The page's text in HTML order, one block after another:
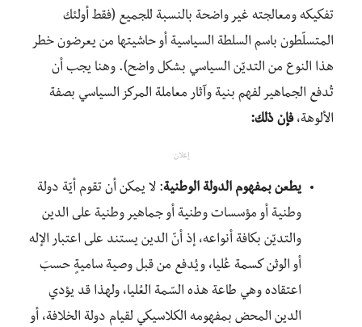
تفكيكه ومعالجته غير واضحة بالنسبة للجميع (فقط أولئك
المتسلّطون باسم السلطة السياسية أو حاشيتها من يعرضون خطر
هذا النوع من التديّن السياسي بشكل واضح). وهنا يجب أن
تُدفع الجماهير لفهم بنية وآثار معاملة المركز السياسي بصفة
الألوهة،فإن ذلك:
إعلان
يطعن بمفهوم الدولة الوطنية: لا يمكن أن تقوم أيّة دولة
وطنية أو مؤسسات وطنية أو جماهير وطنية على الدين
والتديّن بكافة أنواعه، إذ أنّ الدين يستند على اعتبار الإله
أو الوثن كسمة عُليا، ويُدفع من قبل وصية ساميةٍ حسبَ
اعتقاده وهي طاعة هذه السّمة العُليا، ولهذا قد يؤدي
الدين المحض بمفهومه الكلاسيكي لقيام دولة الخلافة، أو